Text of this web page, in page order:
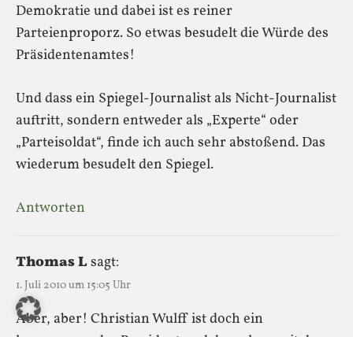
Demokratie und dabei ist es reiner
Parteienproporz. So etwas besudelt die Würde des
Präsidentenamtes!
Und dass ein Spiegel-Journalist als Nicht-Journalist
auftritt, sondern entweder als „Experte“ oder
„Parteisoldat“, finde ich auch sehr abstoßend. Das
wiederum besudelt den Spiegel.
Antworten
Thomas Lsagt:
1. Juli 2010 um 15:05 Uhr
Aber, aber! Christian Wulff ist doch ein